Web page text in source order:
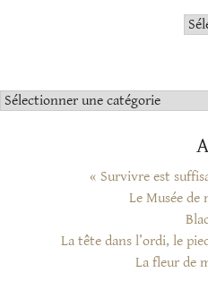
Catégories
« Survivre est
Le Musée de
La tête dans l’ordi, le
La fleur de